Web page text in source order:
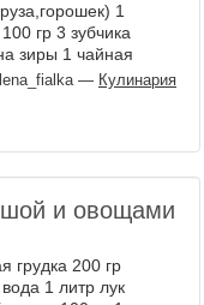
1
гр 3 зубчика
зиры 1 чайная
4 стакана вода(для
— Кулинария
и овощами
грудка 200 гр
1 литр лук